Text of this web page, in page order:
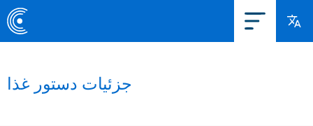
جزئیات دستور غذا